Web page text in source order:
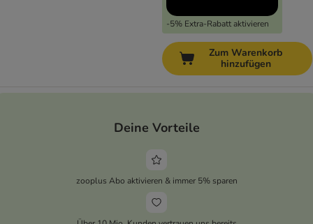
-5% Extra-Rabatt aktivieren
Zum Warenkorb
hinzufügen
Deine Vorteile
zooplus Abo aktivieren & immer 5% sparen